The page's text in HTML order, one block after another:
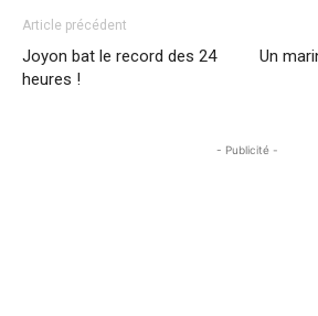
Article précédent
Joyon bat le record des 24
heures !
Un
- Publicité -